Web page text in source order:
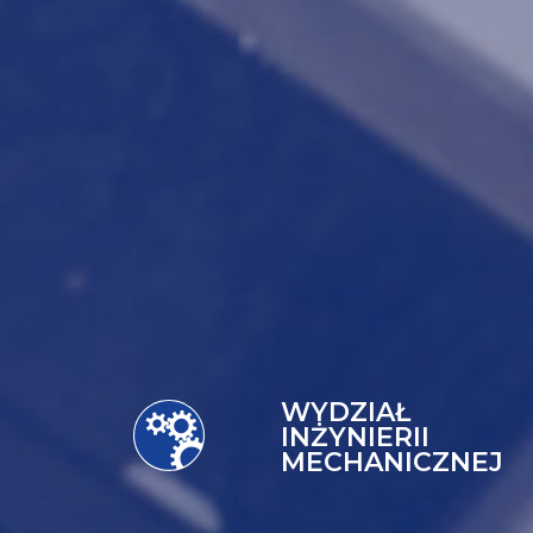
WYDZIAŁ
INŻYNIERII
MECHANICZNEJ